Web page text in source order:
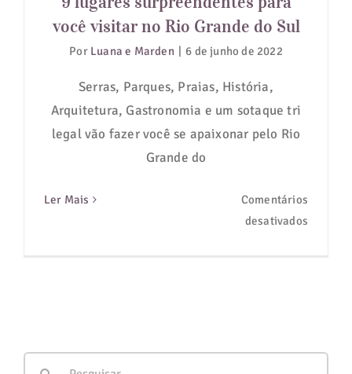
Notícias
você visitar no Rio Grande do Sul
Por Luana e Marden | 6 de junho de 2022
Serras, Parques, Praias, História,
Arquitetura, Gastronomia e um sotaque tri
legal vão fazer você se apaixonar pelo Rio
Grande do
Ler Mais
Comentários
desativados